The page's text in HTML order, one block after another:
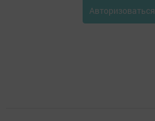
Авторизоваться